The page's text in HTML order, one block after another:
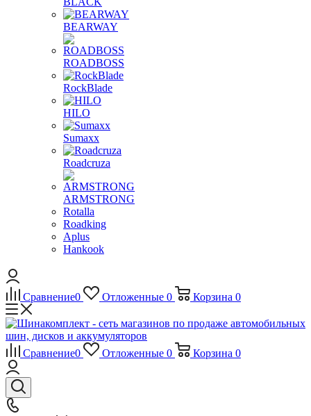
BEARWAY
ROADBOSS
RockBlade
HILO
Sumaxx
Roadcruza
ARMSTRONG
Rotalla
Roadking
Aplus
Hankook
Сравнение0 Отложенные 0 Корзина 0
Сравнение0 Отложенные 0 Корзина 0